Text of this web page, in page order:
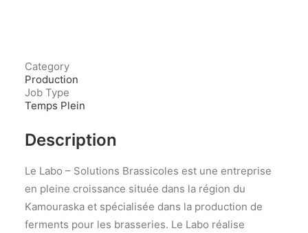
Category
Production
Job Type
Temps Plein
Description
Le Labo – Solutions Brassicoles est une entreprise
en pleine croissance située dans la région du
Kamouraska et spécialisée dans la production de
ferments pour les brasseries. Le Labo réalise